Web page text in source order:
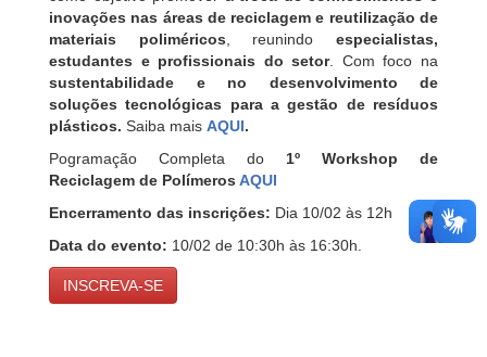
inovações nas áreas de reciclagem e reutilização de
materiais poliméricos, reunindoespecialistas,
estudantes e profissionais do setor. Com foco na
sustentabilidade e no desenvolvimento de
soluções tecnológicas para a gestão de resíduos
plásticos. Saiba mais AQUI.
Pogramação Completa do 1º Workshop de
Reciclagem de Polímeros AQUI
Encerramento das inscrições: Dia 10/02 às 12h
Data do evento: 10/02 de 10:30h às 16:30h.
INSCREVA-SE